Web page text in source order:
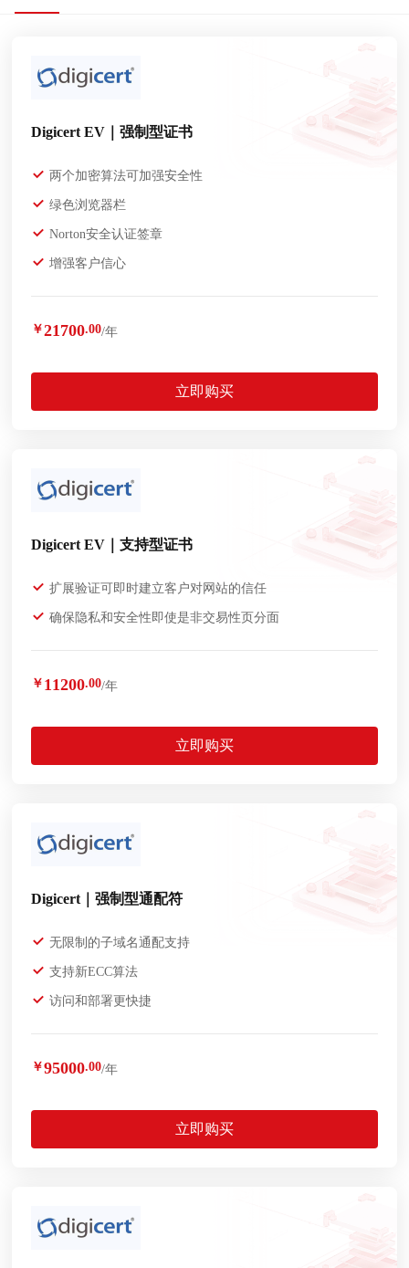
Digicert EV｜强制型证书
两个加密算法可加强安全性
绿色浏览器栏
Norton安全认证签章
增强客户信心
￥21700.00/年
立即购买
Digicert EV｜支持型证书
扩展验证可即时建立客户对网站的信任
确保隐私和安全性即使是非交易性页分面
￥ 11200.00/年
立即购买
Digicert｜强制型通配符
无限制的子域名通配支持
支持新ECC算法
访问和部署更快捷
￥95000.00/年
立即购买